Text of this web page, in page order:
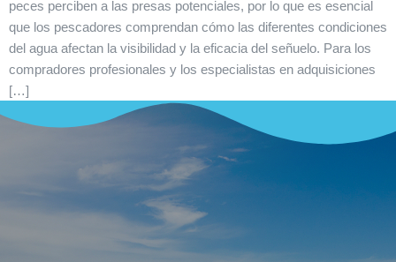
peces perciben a las presas potenciales, por lo que es esencial
que los pescadores comprendan cómo las diferentes condiciones
del agua afectan la visibilidad y la eficacia del señuelo. Para los
compradores profesionales y los especialistas en adquisiciones
[…]